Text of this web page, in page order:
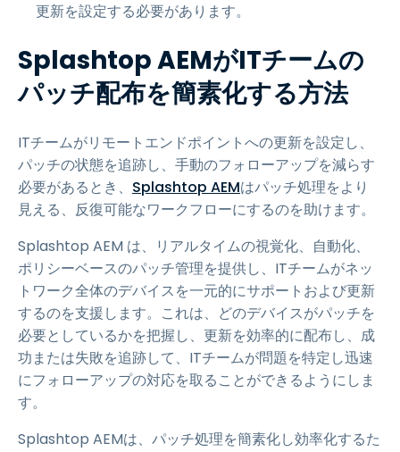
更新を設定する必要があります。
Splashtop AEMがITチームの
パッチ配布を簡素化する方法
ITチームがリモートエンドポイントへの更新を設定し、
パッチの状態を追跡し、手動のフォローアップを減らす
必要があるとき、 Splashtop AEMはパッチ処理をより
見える、反復可能なワークフローにするのを助けます。
Splashtop AEM は、リアルタイムの視覚化、自動化、
ポリシーベースのパッチ管理を提供し、ITチームがネッ
トワーク全体のデバイスを一元的にサポートおよび更新
するのを支援します。これは、どのデバイスがパッチを
必要としているかを把握し、更新を効率的に配布し、成
功または失敗を追跡して、ITチームが問題を特定し迅速
にフォローアップの対応を取ることができるようにしま
す。
Splashtop AEMは、パッチ処理を簡素化し効率化するた